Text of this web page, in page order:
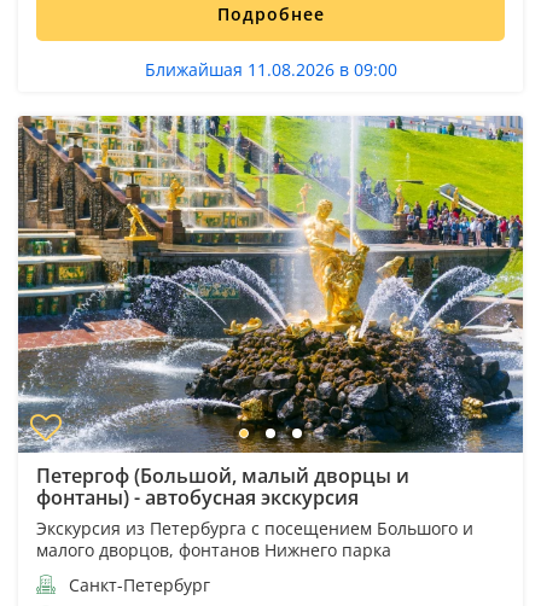
Подробнее
Ближайшая 11.08.2026 в 09:00
Петергоф (Большой, малый дворцы и
фонтаны) - автобусная экскурсия
Экскурсия из Петербурга с посещением Большого и
малого дворцов, фонтанов Нижнего парка
Санкт-Петербург